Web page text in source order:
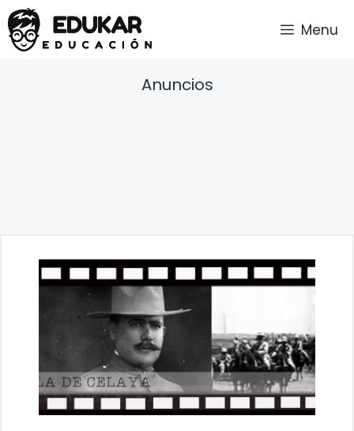
Saltar
al
contenido
Menu
Anuncios